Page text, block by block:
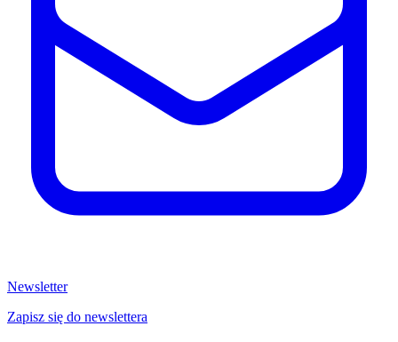
Newsletter
Zapisz się do newslettera